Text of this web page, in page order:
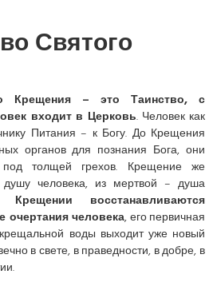
Святого
Крещения – это Таинство, с
входит в Церковь. Человек как
Питания – к Богу. До Крещения
органов для познания Бога, они
толщей грехов. Крещение же
душу человека, из мертвой – душа
восстанавливаются
очертания человека, его первичная
воды выходит уже новый
в свете, в праведности, в добре, в